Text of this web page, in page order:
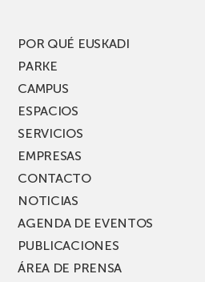
POR QUÉ EUSKADI
PARKE
CAMPUS
ESPACIOS
SERVICIOS
EMPRESAS
CONTACTO
NOTICIAS
AGENDA DE EVENTOS
PUBLICACIONES
ÁREA DE PRENSA